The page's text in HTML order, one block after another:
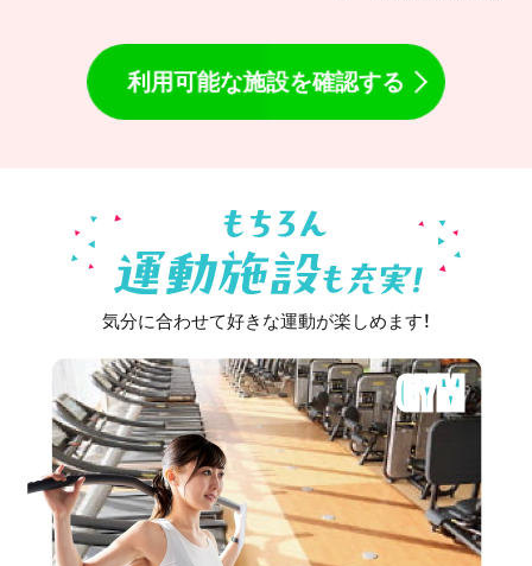
利用可能な施設を確認する
気分に合わせて好きな運動が楽しめます！
GYM